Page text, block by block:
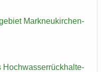
Markneukirchen-​
Hoch­was­ser­rück­hal­te­